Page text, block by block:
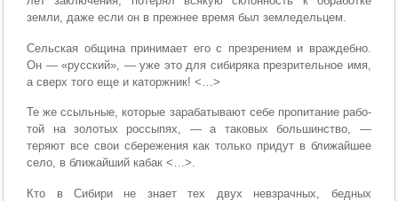
земли, даже если он в прежнее время был земледельцем.
Сельская община принимает его с презрением и враждебно.
Он — «русский», — уже это для сибиряка презрительное имя,
а сверх то­го еще и каторжник! <…>
Те же ссыльные, которые зарабатывают себе пропитание рабо­
той на золотых россыпях, — а таковых большинство, —
теряют все свои сбережения как только придут в ближайшее
село, в ближай­ший кабак <…>.
Кто в Сибири не знает тех двух невзрачных, бедных